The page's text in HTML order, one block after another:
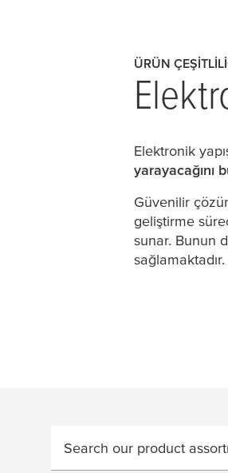
ÜRÜN
Elektronik
yarayacağını
Güvenilir
geliştirme
sunar. Bunun
sağlamaktadır.
Search our product